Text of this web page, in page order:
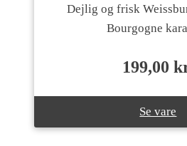
Dejlig og frisk
Bourgogne
199,00
Se vare